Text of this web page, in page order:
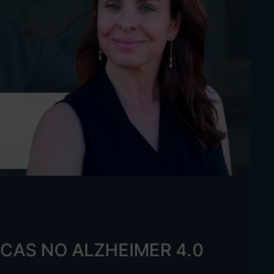
NO ALZHEIMER 4.0